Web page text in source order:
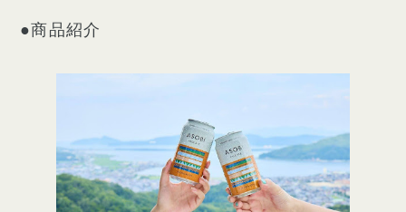
●商品紹介